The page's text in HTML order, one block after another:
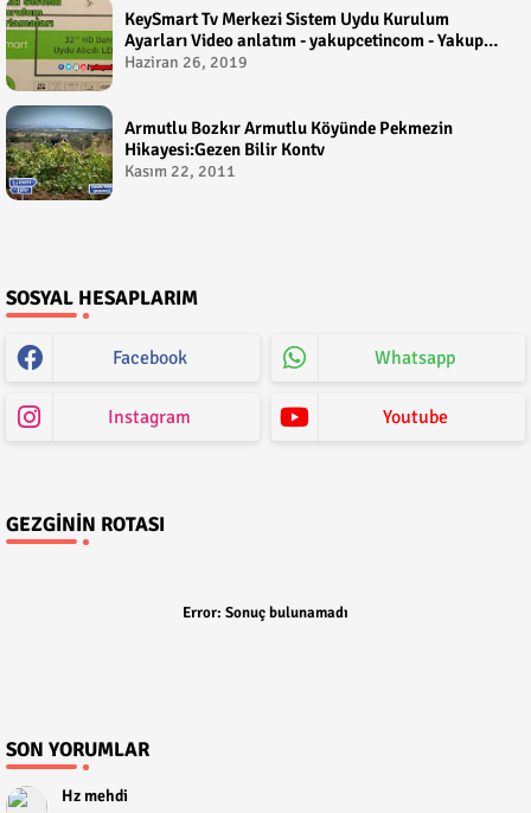
KeySmart Tv Merkezi Sistem Uydu Kurulum
Ayarları Video anlatım - yakupcetincom - Yakup
Çetin
Haziran 26, 2019
Armutlu Bozkır Armutlu Köyünde Pekmezin
Hikayesi:Gezen Bilir Kontv
Kasım 22, 2011
SOSYAL HESAPLARIM
Facebook Whatsapp
Instagram Youtube
GEZGININ ROTASI
Error: Sonuç bulunamadı
SON YORUMLAR
Hz mehdi